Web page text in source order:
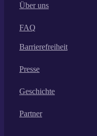
Über uns
FAQ
Barrierefreiheit
Presse
Geschichte
Partner